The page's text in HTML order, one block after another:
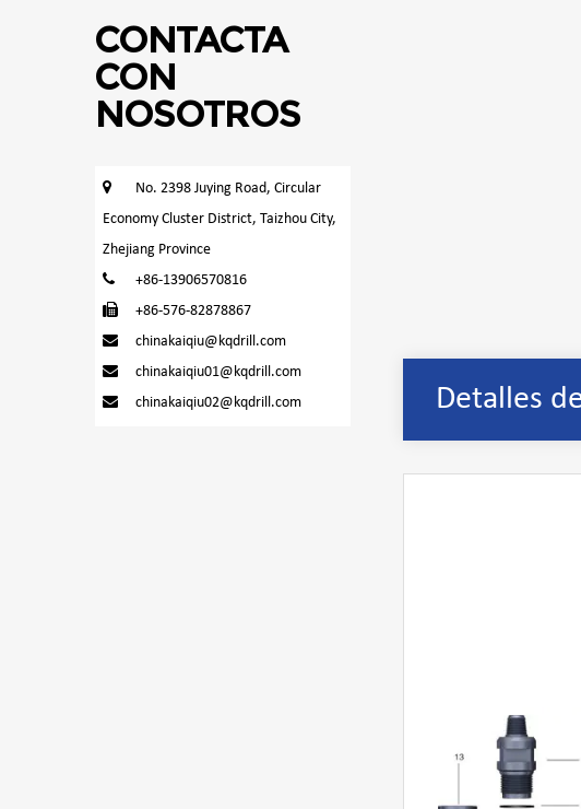
CONTACTA
CON
NOSOTROS
No. 2398 Juying Road, Circular
Economy Cluster District, Taizhou City,
Zhejiang Province
+86-13906570816
+86-576-82878867
chinakaiqiu@kqdrill.com
chinakaiqiu01@kqdrill.com
chinakaiqiu02@kqdrill.com
Detalles